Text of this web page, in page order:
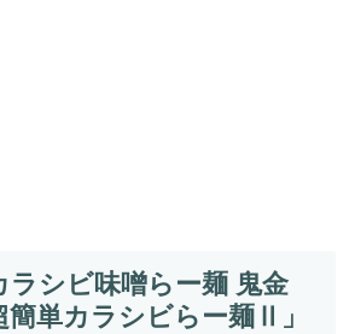
ラシビ味噌らー麺 鬼金
簡単カラシビらー麺Ⅱ」